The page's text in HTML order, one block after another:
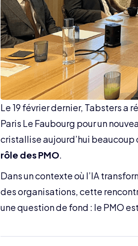
Le 19 février dernier, Tabsters
Paris Le Faubourg pour un
cristallise aujourd’hui beaucoup
rôle des PMO
Dans un contexte où l’IA
des organisations, cette
une question de fond : le PMO